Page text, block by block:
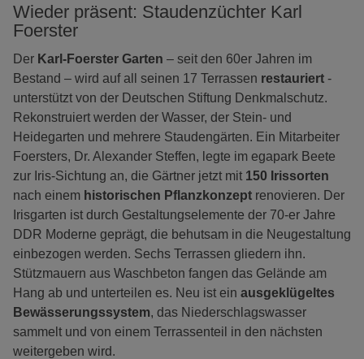
Wieder präsent: Staudenzüchter Karl
Foerster
Der Karl-Foerster Garten – seit den 60er Jahren im
Bestand – wird auf all seinen 17 Terrassen restauriert -
unterstützt von der Deutschen Stiftung Denkmalschutz.
Rekonstruiert werden der Wasser, der Stein- und
Heidegarten und mehrere Staudengärten. Ein Mitarbeiter
Foersters, Dr. Alexander Steffen, legte im egapark Beete
zur Iris-Sichtung an, die Gärtner jetzt mit 150 Irissorten
nach einem historischen Pflanzkonzept renovieren. Der
Irisgarten ist durch Gestaltungselemente der 70-er Jahre
DDR Moderne geprägt, die behutsam in die Neugestaltung
einbezogen werden. Sechs Terrassen gliedern ihn.
Stützmauern aus Waschbeton fangen das Gelände am
Hang ab und unterteilen es. Neu ist ein ausgeklügeltes
Bewässerungssystem, das Niederschlagswasser
sammelt und von einem Terrassenteil in den nächsten
weitergeben wird.